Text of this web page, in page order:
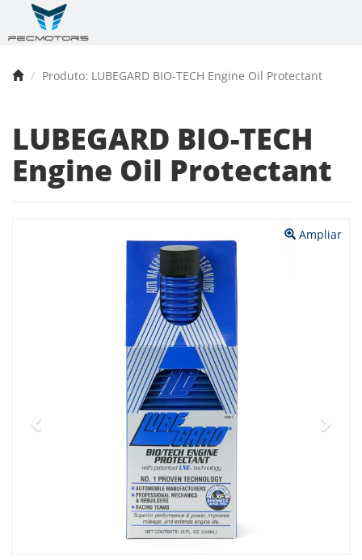
Produto: LUBEGARD BIO-TECH Engine Oil Protectant
LUBEGARD BIO-TECH
Engine Oil Protectant
Ampliar